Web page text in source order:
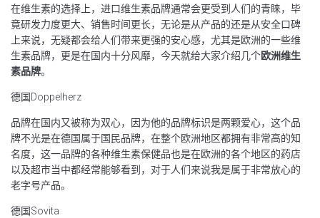
在维生素的选择上，进口维生素品牌通常会更受到人们的青睐，毕
竟研发力度更大、销售时间更长，无论是从产品的还是从安全口碑
上来说，无疑都会给人们带来更强的安心感，尤其是欧洲的一些维
生素品牌，更是在国内十分风靡，今天就给大家介绍几个欧洲维生
素品牌。
德国Doppelherz
品牌在国内又被称为双心，因为他的品牌标识是两颗爱心，这个品
牌不光是在德国属于国民品牌，在整个欧洲地区都拥有非常高的知
名度，这一品牌的各种维生素保健品也是在欧洲的各个地区的药店
以及超市当中都经常能够看到，对于人们来说我是属于非常放心的
老字号产品。
德国Sovita